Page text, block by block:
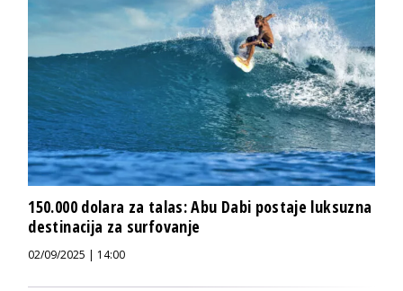
150.000 dolara za talas: Abu Dabi postaje luksuzna
destinacija za surfovanje
02/09/2025 | 14:00